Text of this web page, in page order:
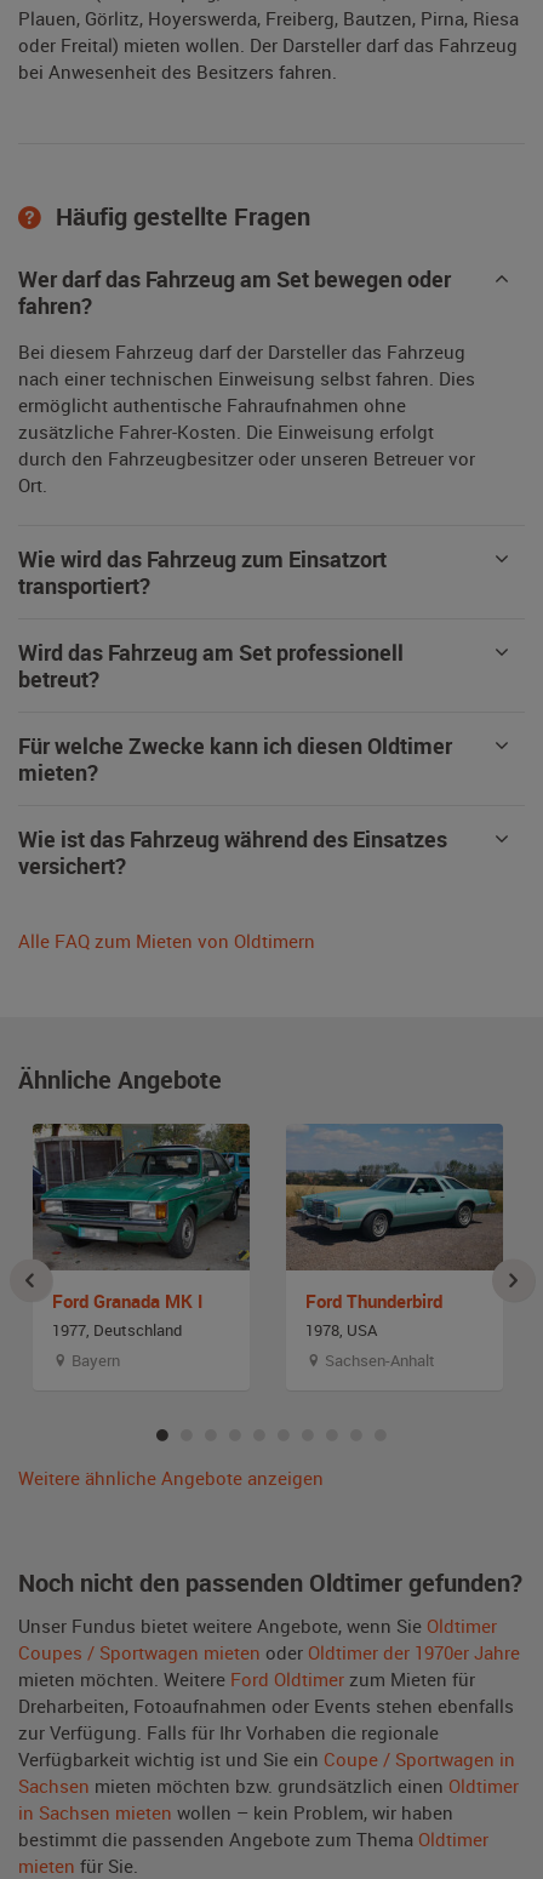
Plauen, Görlitz, Hoyerswerda, Freiberg, Bautzen, Pirna, Riesa
oder Freital) mieten wollen. Der Darsteller darf das Fahrzeug
bei Anwesenheit des Besitzers fahren.
Häufig gestellte Fragen
Wer darf das Fahrzeug am Set bewegen oder
fahren?
Bei diesem Fahrzeug darf der Darsteller das Fahrzeug
nach einer technischen Einweisung selbst fahren. Dies
ermöglicht authentische Fahraufnahmen ohne
zusätzliche Fahrer-Kosten. Die Einweisung erfolgt
durch den Fahrzeugbesitzer oder unseren Betreuer vor
Ort.
Wie wird das Fahrzeug zum Einsatzort
transportiert?
Wird das Fahrzeug am Set professionell
betreut?
Für welche Zwecke kann ich diesen Oldtimer
mieten?
Wie ist das Fahrzeug während des Einsatzes
versichert?
Alle FAQ zum Mieten von Oldtimern
Ähnliche Angebote
Ford Granada MK I
1977, Deutschland
Bayern
Ford Thunderbird
1978, USA
Sachsen-Anhalt
Weitere ähnliche Angebote anzeigen
Noch nicht den passenden Oldtimer gefunden?
Unser Fundus bietet weitere Angebote, wenn Sie Oldtimer
Coupes / Sportwagen mieten oder Oldtimer der 1970er Jahre
mieten möchten. Weitere Ford Oldtimer zum Mieten für
Dreharbeiten, Fotoaufnahmen oder Events stehen ebenfalls
zur Verfügung. Falls für Ihr Vorhaben die regionale
Verfügbarkeit wichtig ist und Sie ein Coupe / Sportwagen in
Sachsen mieten möchten bzw. grundsätzlich einen Oldtimer
in Sachsen mieten wollen – kein Problem, wir haben
bestimmt die passenden Angebote zum Thema Oldtimer
mieten für Sie.